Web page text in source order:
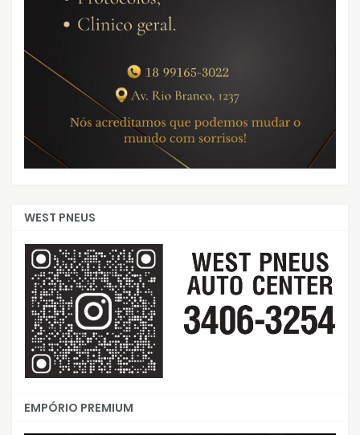
WEST PNEUS
EMPÓRIO PREMIUM